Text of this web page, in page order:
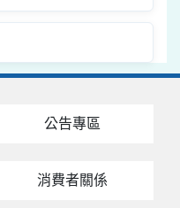
公告專區
消費者關係